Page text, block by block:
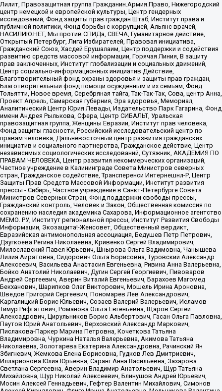
Лилит, Правозащитная группа Гражданин.Армия.Право, Нижегородский
центр немецкой и европейской культуры, Центр гендерных
исследований, Фонд защиты прав граждан Штаб, Институт права и
публичной политики, Фонд борьбы с коррупцией, Альянс врачей,
НАСИЛИЮ.НЕТ, Мы против СПИДа, СВЕЧА, Гуманитарное действие,
Открытый Петербург, Лига Избирателей, Правовая инициатива,
Гражданский Союз, Хасдей Ерушалаим, Центр поддержки и содействия
развитию средств массовой информации, Горячая Линия, В защиту
прав заключенных, Институт глобализации и социальных движений,
Центр социально-информационных инициатив Действие,
Благотворительный фонд охраны здоровья и защиты прав граждан,
Благотворительный фонд помощи осужденным и их семьям, Фонд
Тольятти, Новое время, Серебряная тайга, Так-Так-Так, Сова, центр Анна,
Проект Апрель, Самарская губерния, Эра здоровья, Мемориал,
Аналитический Центр Юрия Левады, Издательство Парк Гагарина, Фонд
имени Андрея Рылькова, Сфера, Центр СИБАЛЬТ, Уральская
правозащитная группа, Женщины Евразии, Институт прав человека,
Фонд защиты гласности, Российский исследовательский центр по
правам человека, Дальневосточный центр развития гражданских
инициатив и социального партнерства, Гражданское действие, Центр
независимых социологических исследований, Сутяжник, АКАДЕМИЯ ПО
ПРАВАМ ЧЕЛОВЕКА, Центр развития некоммерческих организаций,
Частное учреждение в Калининграде Совета Министров северных
стран, Гражданское содействие, Трансперенси Интернешнл-Р, Центр
Защиты Прав Средств Массовой Информации, Институт развития
прессы - Сибирь, Частное учреждение в Санкт-Петербурге Совета
Министров Северных Стран, Фонд поддержки свободы прессы,
Гражданский контроль, Человек и Закон, Общественная комиссия по
сохранению наследия академика Сахарова, Информационное агентство
МЕМО. РУ, Институт региональной прессы, Институт Развития Свободы
Информации, Экозащита!-Женсовет, Общественный вердикт,
Евразийская антимонопольная ассоциация, Бедушев Петр Петрович,
Дзугкоева Регина Николаевна, Кривенко Сергей Владимирович,
Милославский Павел Юрьевич, Шнырова Ольга Вадимовна, Чанышева
Лилия Айратовна, Сидорович Ольга Борисовна, Туровский Александр
Алексеевич, Васильева Анастасия Евгеньевна, Ривина Анна Валерьевна,
Бойко Анатолий Николаевич, Дугин Сергей Георгиевич, Пивоваров
Андрей Сергеевич, Аверин Виталий Евгеньевич, Барахоев Магомед
Бекханович, Шарипков Олег Викторович, Мошель Ирина Ароновна,
Шведов Григорий Сергеевич, Пономарев Лев Александрович,
Каргалицкий Борис Юльевич, Созаев Валерий Валерьевич, Исламов
Тимур Рифгатович, Романова Ольга Евгеньевна, Щаров Сергей
Алексадрович, Цирульников Борис Альбертович, Гасан Ольга Павловна,
Паутов Юрий Анатольевич, Верховский Александр Маркович,
Пислакова-Паркер Марина Петровна, Кочеткова Татьяна
Владимировна, Чуркина Наталья Валерьевна, Акимова Татьяна
Николаевна, Золотарева Екатерина Александровна, Рачинский Ян
Збигневич, Жемкова Елена Борисовна, Гудков Лев Дмитриевич,
Илларионова Юлия Юрьевна, Саранг Анна Васильевна, Захарова
Светлана Сергеевна, Аверин Владимир Анатольевич, Щур Татьяна
Михайловна, Щур Николай Алексеевич, Блинушов Андрей Юрьевич,
Мосин Алексей Геннадьевич, Гефтер Валентин Михайлович, Симонов